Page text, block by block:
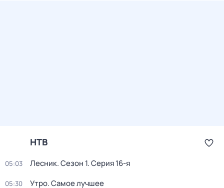
НТВ
05:03 Лесник. Сезон 1. Серия 16-я
05:30 Утро. Самое лучшее